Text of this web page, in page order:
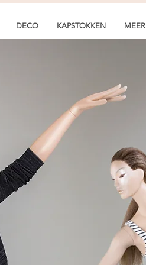
DECO KAPSTOKKEN MEER